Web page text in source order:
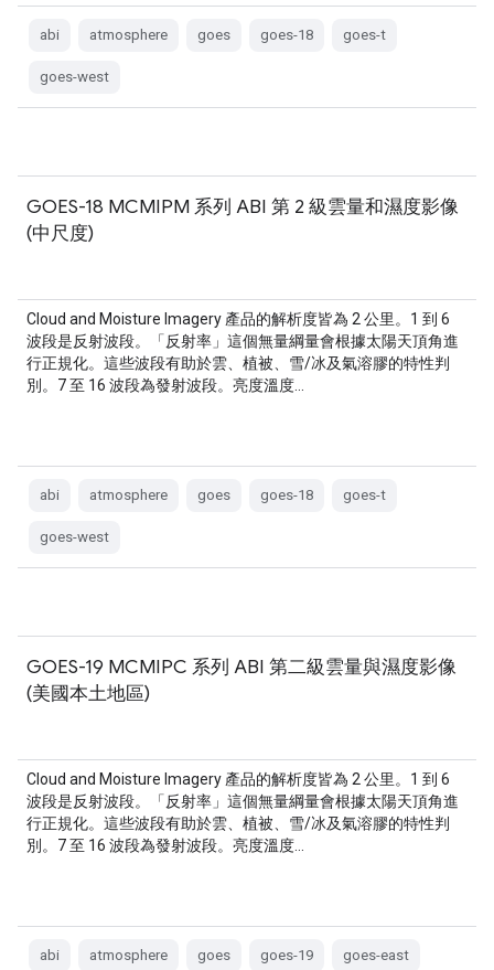
abi atmosphere goes goes-18 goes-t
goes-west
GOES-18 MCMIPM 系列 ABI 第 2 級雲量和濕度影像
(中尺度)
Cloud and Moisture Imagery 產品的解析度皆為 2 公里。1 到 6
波段是反射波段。「反射率」這個無量綱量會根據太陽天頂角進
行正規化。這些波段有助於雲、植被、雪/冰及氣溶膠的特性判
別。7 至 16 波段為發射波段。亮度溫度…
abi atmosphere goes goes-18 goes-t
goes-west
GOES-19 MCMIPC 系列 ABI 第二級雲量與濕度影像
(美國本土地區)
Cloud and Moisture Imagery 產品的解析度皆為 2 公里。1 到 6
波段是反射波段。「反射率」這個無量綱量會根據太陽天頂角進
行正規化。這些波段有助於雲、植被、雪/冰及氣溶膠的特性判
別。7 至 16 波段為發射波段。亮度溫度…
abi atmosphere goes goes-19 goes-east